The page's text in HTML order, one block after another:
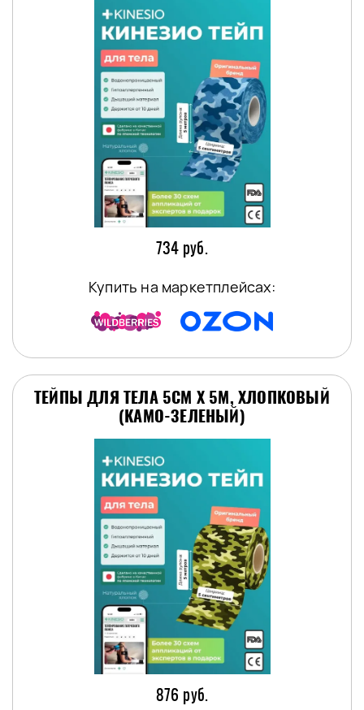
734 руб.
Купить на маркетплейсах:
ТЕЙПЫ ДЛЯ ТЕЛА 5СМ Х 5М, ХЛОПКОВЫЙ
(КАМО-ЗЕЛЕНЫЙ)
876 руб.